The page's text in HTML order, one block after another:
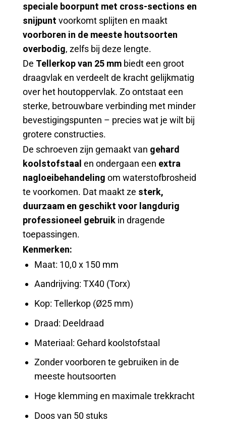
speciale boorpunt met cross-sections en
snijpunt voorkomt splijten en maakt
voorboren in de meeste houtsoorten
overbodig, zelfs bij deze lengte.
De Tellerkop van 25 mm biedt een groot
draagvlak en verdeelt de kracht gelijkmatig
over het houtoppervlak. Zo ontstaat een
sterke, betrouwbare verbinding met minder
bevestigingspunten – precies wat je wilt bij
grotere constructies.
De schroeven zijn gemaakt van gehard
koolstofstaal en ondergaan een extra
nagloeibehandeling om waterstofbrosheid
te voorkomen. Dat maakt ze sterk,
duurzaam en geschikt voor langdurig
professioneel gebruik in dragende
toepassingen.
Kenmerken:
Maat: 10,0 x 150 mm
Aandrijving: TX40 (Torx)
Kop: Tellerkop (Ø25 mm)
Draad: Deeldraad
Materiaal: Gehard koolstofstaal
Zonder voorboren te gebruiken in de
meeste houtsoorten
Hoge klemming en maximale trekkracht
Doos van 50 stuks